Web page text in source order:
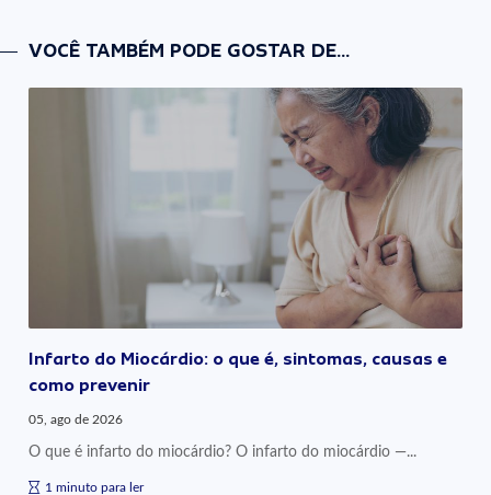
VOCÊ TAMBÉM PODE GOSTAR DE...
Infarto do Miocárdio: o que é, sintomas, causas e
como prevenir
05, ago de 2026
O que é infarto do miocárdio? O infarto do miocárdio —...
1 minuto para ler